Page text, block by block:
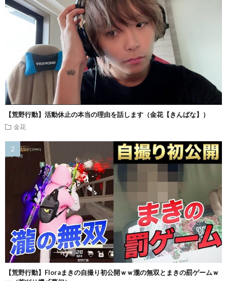
【荒野行動】活動休止の本当の理由を話します（金花【きんばな】）
金花
【荒野行動】Floraまきの自撮り初公開ｗｗ瀧の無双とまきの罰ゲームｗ